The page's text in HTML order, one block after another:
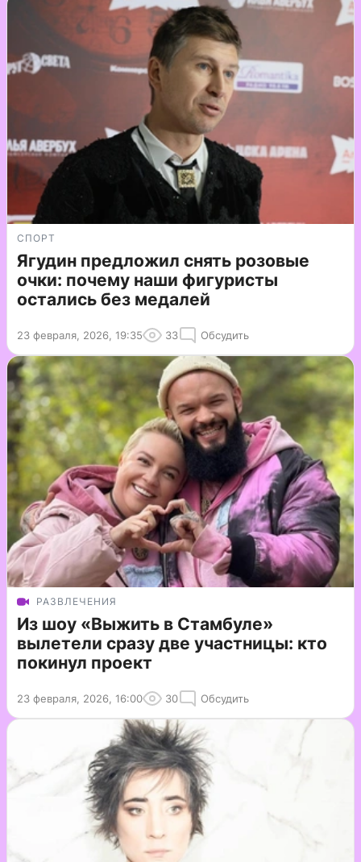
СПОРТ
Ягудин предложил снять розовые
очки: почему наши фигуристы
остались без медалей
23 февраля, 2026, 19:35 33 Обсудить
РАЗВЛЕЧЕНИЯ
Из шоу «Выжить в Стамбуле»
вылетели сразу две участницы: кто
покинул проект
23 февраля, 2026, 16:00 30 Обсудить